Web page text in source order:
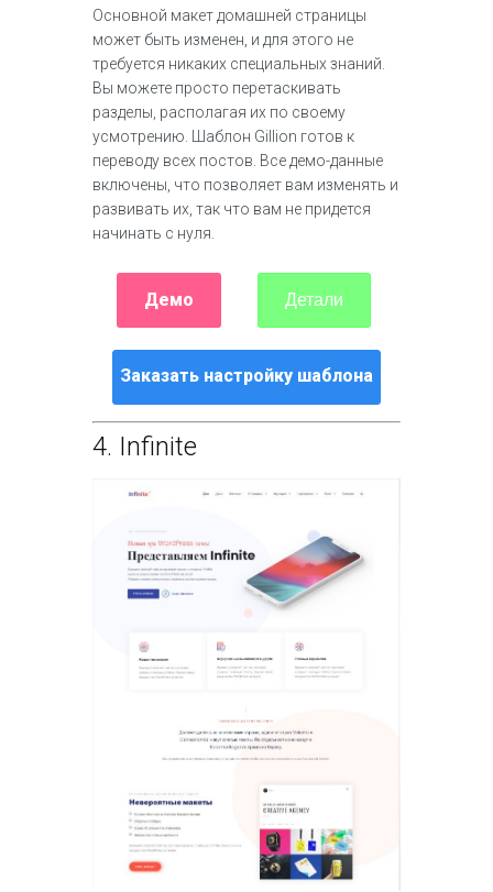
Основной макет домашней страницы
может быть изменен, и для этого не
требуется никаких специальных знаний.
Вы можете просто перетаскивать
разделы, располагая их по своему
усмотрению. Шаблон Gillion готов к
переводу всех постов. Все демо-данные
включены, что позволяет вам изменять и
развивать их, так что вам не придется
начинать с нуля.
Демо Детали
Заказать настройку шаблона
4. Infinite